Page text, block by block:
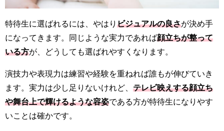
特待生に選ばれるには、やはり ビジュアルの良さが決め手
になってきます。同じような実力であれば顔立ちが整って
いる方が、どうしても選ばれやすくなります。
演技力や表現力は練習や経験を重ねれば誰もが伸びていき
ます。実力は少し足りないけれど、 テレビ映えする顔立ち
や舞台上で輝けるような容姿である方が特待生になりやす
いことは確かです。